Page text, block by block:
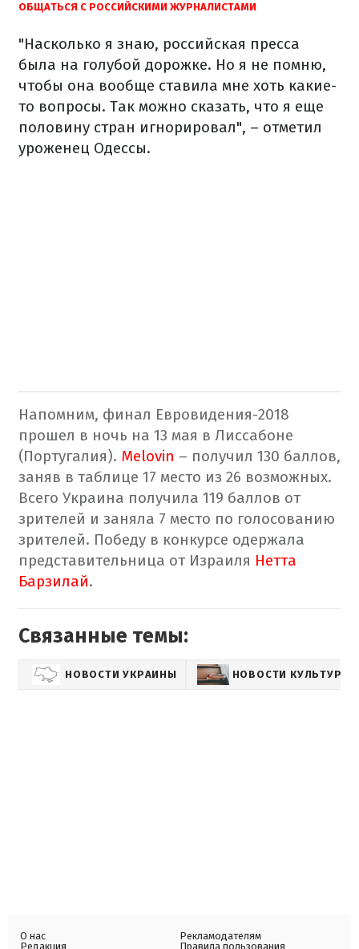
ОБЩАТЬСЯ С РОССИЙСКИМИ ЖУРНАЛИСТАМИ
"Насколько я знаю, российская пресса
была на голубой дорожке. Но я не помню,
чтобы она вообще ставила мне хоть какие-
то вопросы. Так можно сказать, что я еще
половину стран игнорировал", – отметил
уроженец Одессы.
Напомним, финал Евровидения-2018
прошел в ночь на 13 мая в Лиссабоне
(Португалия). Melovin – получил 130 баллов,
заняв в таблице 17 место из 26 возможных.
Всего Украина получила 119 баллов от
зрителей и заняла 7 место по голосованию
зрителей. Победу в конкурсе одержала
представительница от Израиля Нетта
Барзилай.
Связанные темы:
НОВОСТИ УКРАИНЫ НОВОСТИ КУЛЬТУРЫ
О нас
Редакция
Рекламодателям
Правила пользования